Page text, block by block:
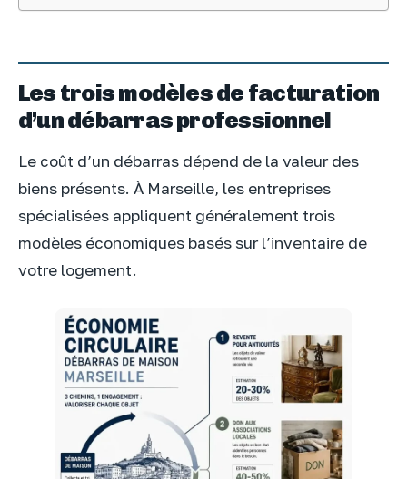
Les trois modèles de facturation
d’un débarras professionnel
Le coût d’un débarras dépend de la valeur des
biens présents. À Marseille, les entreprises
spécialisées appliquent généralement trois
modèles économiques basés sur l’inventaire de
votre logement.